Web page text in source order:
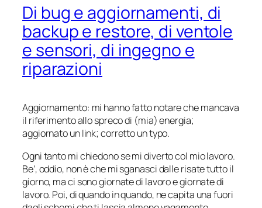
Di bug e aggiornamenti, di
backup e restore, di ventole
e sensori, di ingegno e
riparazioni
Aggiornamento: mi hanno fatto notare che mancava
il riferimento allo spreco di (mia) energia;
aggiornato un link; corretto un typo.
Ogni tanto mi chiedono se mi diverto col mio lavoro.
Be’, oddio, non è che mi sganasci dalle risate tutto il
giorno, ma ci sono giornate di lavoro e giornate di
lavoro. Poi, di quando in quando, ne capita una fuori